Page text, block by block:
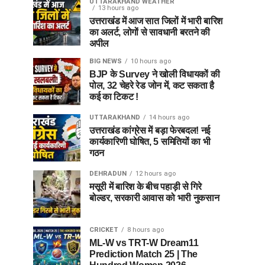
13 hours ago
उत्तराखंड में आज सात जिलों में भारी बारिश
का अलर्ट, लोगों से सावधानी बरतने की
अपील
BIG NEWS 10 hours ago
BJP के Survey ने खोली विधायकों की
पोल, 32 चेहरे रेड जोन में, कट सकता है
कई का टिकट !
UTTARAKHAND 14 hours ago
उत्तराखंड कांग्रेस में बड़ा फेरबदल! नई
कार्यकारिणी घोषित, 5 समितियों का भी
गठन
DEHRADUN 12 hours ago
मसूरी में बारिश के बीच पहाड़ी से गिरे
बोल्डर, सरकारी आवास को भारी नुकसान
CRICKET 8 hours ago
ML-W vs TRT-W Dream11
Prediction Match 25 | The